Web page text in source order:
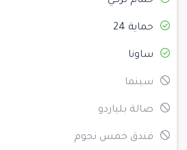
حماية 24
ساونا
سينما
صالة بلياردو
فندق خمس نجوم